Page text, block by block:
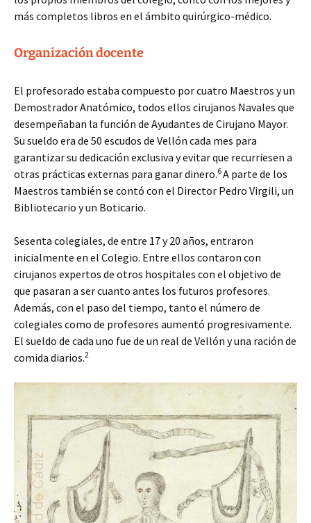
más completos libros en el ámbito quirúrgico-médico.
Organización docente
El profesorado estaba compuesto por cuatro Maestros y un
Demostrador Anatómico, todos ellos cirujanos Navales que
desempeñaban la función de Ayudantes de Cirujano Mayor.
Su sueldo era de 50 escudos de Vellón cada mes para
garantizar su dedicación exclusiva y evitar que recurriesen a
otras prácticas externas para ganar dinero.6A parte de los
Maestros también se contó con el Director Pedro Virgili, un
Bibliotecario y un Boticario.
Sesenta colegiales, de entre 17 y 20 años, entraron
inicialmente en el Colegio. Entre ellos contaron con
cirujanos expertos de otros hospitales con el objetivo de
que pasaran a ser cuanto antes los futuros profesores.
Además, con el paso del tiempo, tanto el número de
colegiales como de profesores aumentó progresivamente.
El sueldo de cada uno fue de un real de Vellón y una ración de
comida diarios.2